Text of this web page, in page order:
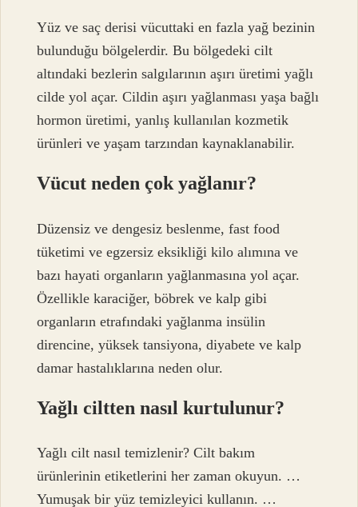
Yüz ve saç derisi vücuttaki en fazla yağ bezinin
bulunduğu bölgelerdir. Bu bölgedeki cilt
altındaki bezlerin salgılarının aşırı üretimi yağlı
cilde yol açar. Cildin aşırı yağlanması yaşa bağlı
hormon üretimi, yanlış kullanılan kozmetik
ürünleri ve yaşam tarzından kaynaklanabilir.
Vücut neden çok yağlanır?
Düzensiz ve dengesiz beslenme, fast food
tüketimi ve egzersiz eksikliği kilo alımına ve
bazı hayati organların yağlanmasına yol açar.
Özellikle karaciğer, böbrek ve kalp gibi
organların etrafındaki yağlanma insülin
direncine, yüksek tansiyona, diyabete ve kalp
damar hastalıklarına neden olur.
Yağlı ciltten nasıl kurtulunur?
Yağlı cilt nasıl temizlenir? Cilt bakım
ürünlerinin etiketlerini her zaman okuyun. …
Yumuşak bir yüz temizleyici kullanın. …